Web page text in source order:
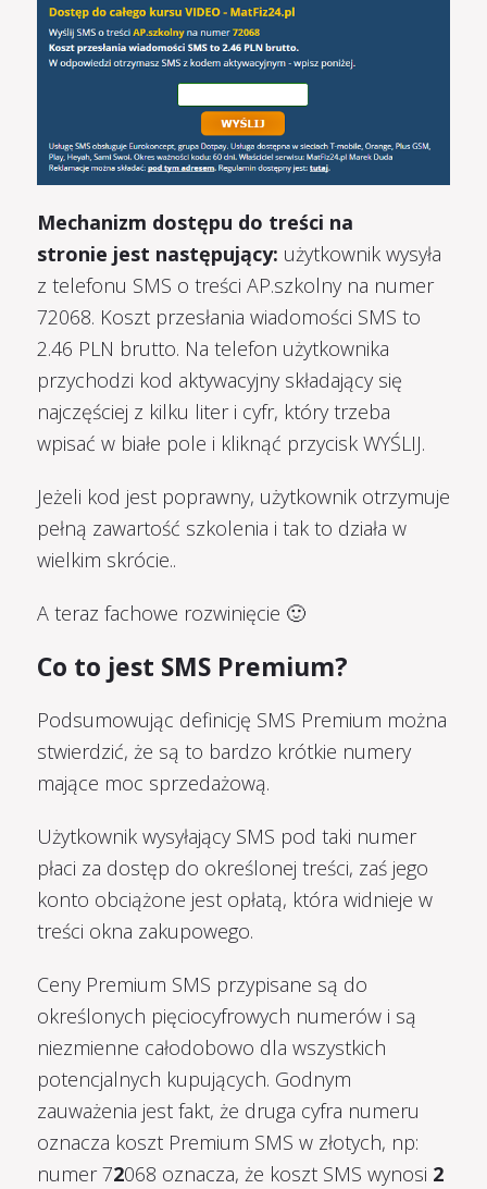
Mechanizm dostępu do treści na
stronie jest następujący: użytkownik wysyła
z telefonu SMS o treści AP.szkolny na numer
72068. Koszt przesłania wiadomości SMS to
2.46 PLN brutto. Na telefon użytkownika
przychodzi kod aktywacyjny składający się
najczęściej z kilku liter i cyfr, który trzeba
wpisać w białe pole i kliknąć przycisk WYŚLIJ.
Jeżeli kod jest poprawny, użytkownik otrzymuje
pełną zawartość szkolenia i tak to działa w
wielkim skrócie..
A teraz fachowe rozwinięcie 🙂
Co to jest SMS Premium?
Podsumowując definicję SMS Premium można
stwierdzić, że są to bardzo krótkie numery
mające moc sprzedażową.
Użytkownik wysyłający SMS pod taki numer
płaci za dostęp do określonej treści, zaś jego
konto obciążone jest opłatą, która widnieje w
treści okna zakupowego.
Ceny Premium SMS przypisane są do
określonych pięciocyfrowych numerów i są
niezmienne całodobowo dla wszystkich
potencjalnych kupujących. Godnym
zauważenia jest fakt, że druga cyfra numeru
oznacza koszt Premium SMS w złotych, np:
numer 72068 oznacza, że koszt SMS wynosi 2